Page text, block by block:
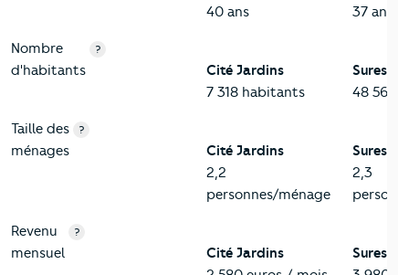
40 ans
37 ans
Nombre
d'habitants
?
Cité Jardins
7 318 habitants
Suresnes
48 565
Taille des
ménages
?
Cité Jardins
2,2
personnes/ménage
Suresnes
2,3
Revenu
mensuel
?
Cité Jardins
Suresnes